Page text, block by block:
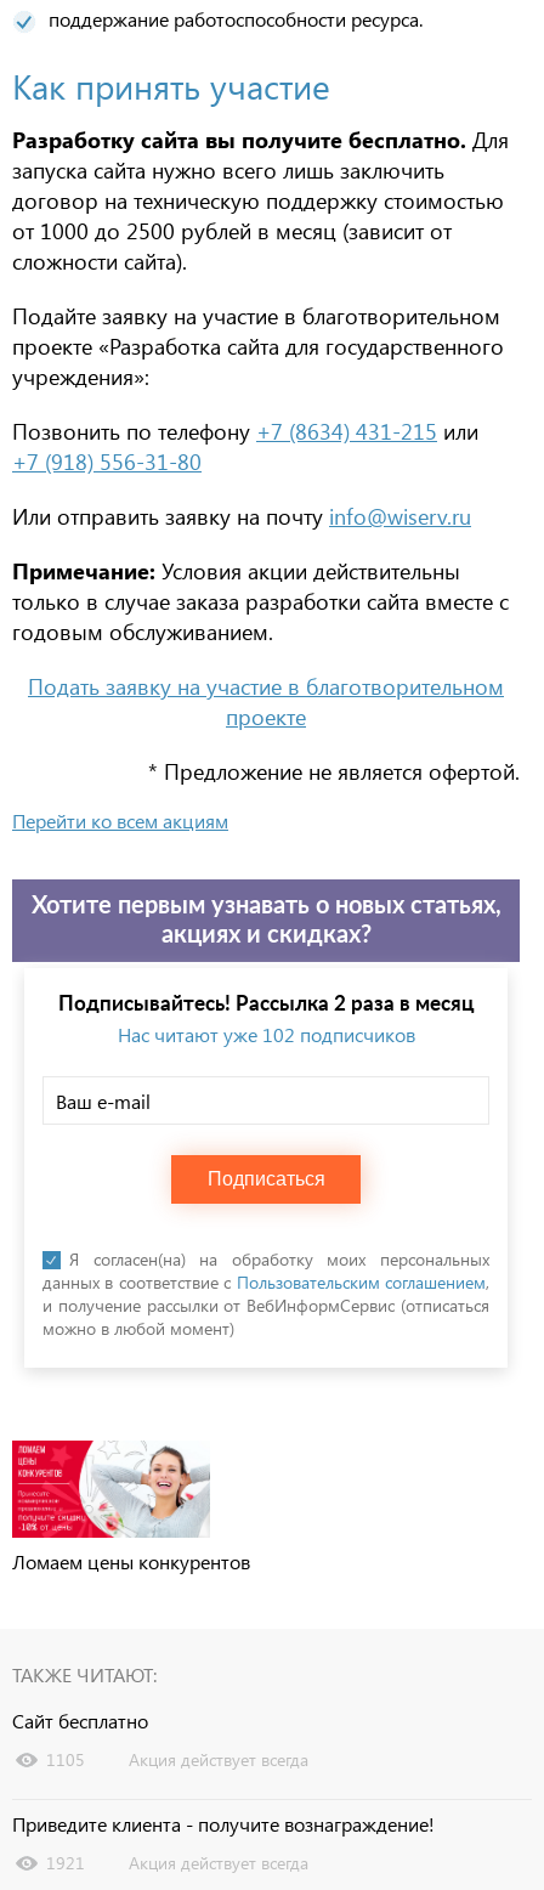
поддержание работоспособности ресурса.
Как принять участие
Разработку сайта вы получите бесплатно. Для
запуска сайта нужно всего лишь заключить
договор на техническую поддержку стоимостью
от 1000 до 2500 рублей в месяц (зависит от
сложности сайта).
Подайте заявку на участие в благотворительном
проекте «Разработка сайта для государственного
учреждения»:
Позвонить по телефону +7 (8634) 431-215 или
+7 (918) 556-31-80
Или отправить заявку на почту info@wiserv.ru
Примечание: Условия акции действительны
только в случае заказа разработки сайта вместе с
годовым обслуживанием.
Подать заявку на участие в благотворительном
проекте
* Предложение не является офертой.
Перейти ко всем акциям
Хотите первым узнавать о новых статьях,
акциях и скидках?
Подписывайтесь! Рассылка 2 раза в месяц
Нас читают уже 102 подписчиков
Подписаться
Я согласен(на) на обработку моих персональных
данных в соответствие с Пользовательским соглашением,
и получение рассылки от ВебИнформСервис (отписаться
можно в любой момент)
Ломаем цены конкурентов
ТАКЖЕ ЧИТАЮТ:
Сайт бесплатно
1105 Акция действует всегда
Приведите клиента - получите вознаграждение!
1921 Акция действует всегда